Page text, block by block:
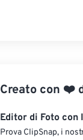
Creato con ❤️
Editor di Foto con
Prova ClipSnap, i